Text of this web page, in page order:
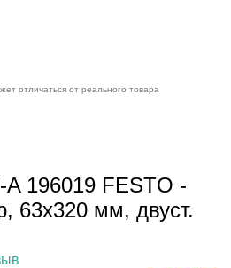
отличаться от реального товара
A 196019 FESTO -
63x320 мм, двуст.